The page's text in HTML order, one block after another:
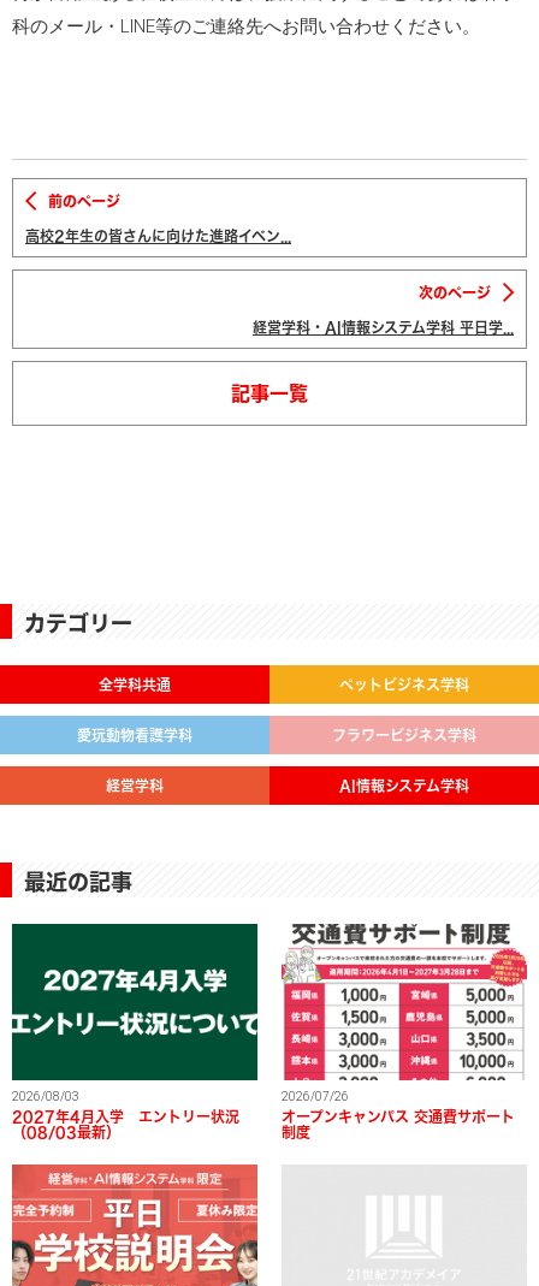
科のメール・LINE等のご連絡先へお問い合わせください。
前のページ
高校2年生の皆さんに向けた進路イベン...
記事一覧
次のページ
経営学科・AI情報システム学科 平日学...
カテゴリー
全学科共通 ペットビジネス学科
愛玩動物看護学科 フラワービジネス学科
経営学科 AI情報システム学科
最近の記事
2026/08/03
2027年4月入学 エントリー状況
（08/03最新）
2026/07/26
オープンキャンパス 交通費サポート
制度